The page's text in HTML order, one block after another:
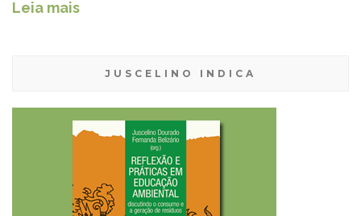
Leia mais
JUSCELINO INDICA